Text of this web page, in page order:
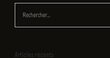
Rechercher:
Articles récents